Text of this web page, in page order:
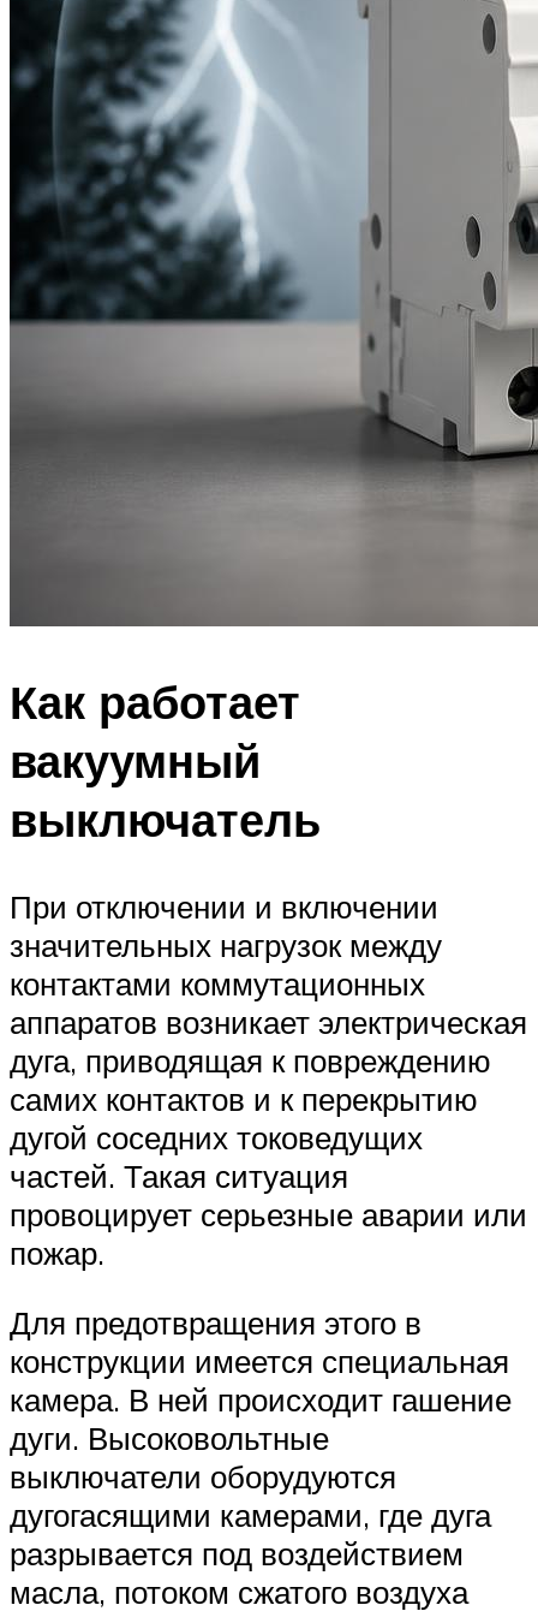
Как работает
вакуумный
выключатель
При отключении и включении
значительных нагрузок между
контактами коммутационных
аппаратов возникает электрическая
дуга, приводящая к повреждению
самих контактов и к перекрытию
дугой соседних токоведущих
частей. Такая ситуация
провоцирует серьезные аварии или
пожар.
Для предотвращения этого в
конструкции имеется специальная
камера. В ней происходит гашение
дуги. Высоковольтные
выключатели оборудуются
дугогасящими камерами, где дуга
разрывается под воздействием
масла, потоком сжатого воздуха